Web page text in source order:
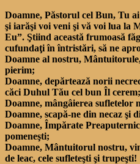
Doamne, Păstorul cel Bun, Tu
şi iarăşi voi veni şi vă voi lua la
Eu”. Ştiind această frumoasă
cufundaţi în întristări, să ne
Doamne al nostru,
pierim;
Doamne, depărtează norii
căci Duhul Tău cel bun Îl cerem;
Doamne, mângâierea sufletelor
Doamne, scapă-ne din necaz şi
Doamne, Împărate
pomeneşti;
Doamne, Mântuitorul nostru,
de leac, cele sufleteşti şi trupeşti!